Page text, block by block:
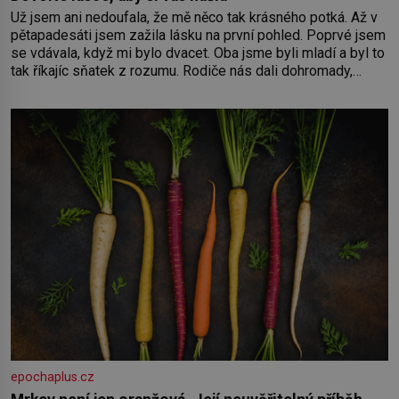
Už jsem ani nedoufala, že mě něco tak krásného potká. Až v
pětapadesáti jsem zažila lásku na první pohled. Poprvé jsem
se vdávala, když mi bylo dvacet. Oba jsme byli mladí a byl to
tak říkajíc sňatek z rozumu. Rodiče nás dali dohromady,
oběma moc nesvědčilo, brzy jsme zjistili, že
epochaplus.cz